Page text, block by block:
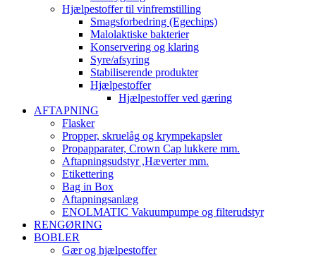
Hjælpestoffer til vinfremstilling
Smagsforbedring (Egechips)
Malolaktiske bakterier
Konservering og klaring
Syre/afsyring
Stabiliserende produkter
Hjælpestoffer
Hjælpestoffer ved gæring
AFTAPNING
Flasker
Propper, skruelåg og krympekapsler
Propapparater, Crown Cap lukkere mm.
Aftapningsudstyr ,Hæverter mm.
Etikettering
Bag in Box
Aftapningsanlæg
ENOLMATIC Vakuumpumpe og filterudstyr
RENGØRING
BOBLER
Gær og hjælpestoffer